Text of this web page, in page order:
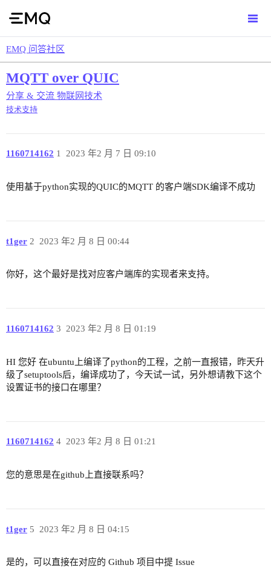
EMQ 问答社区
MQTT over QUIC
分享 & 交流 物联网技术
技术支持
1160714162 2023 年2 月 7 日 09:10
1
使用基于python实现的QUIC的MQTT 的客户端SDK编译不成功
t1ger 2023 年2 月 8 日 00:44
2
你好，这个最好是找对应客户端库的实现者来支持。
1160714162 2023 年2 月 8 日 01:19
3
HI 您好 在ubuntu上编译了python的工程，之前一直报错，昨天升
级了setuptools后，编译成功了，今天试一试，另外想请教下这个
设置证书的接口在哪里？
1160714162 2023 年2 月 8 日 01:21
4
您的意思是在github上直接联系吗？
t1ger 2023 年2 月 8 日 04:15
5
是的，可以直接在对应的 Github 项目中提 Issue